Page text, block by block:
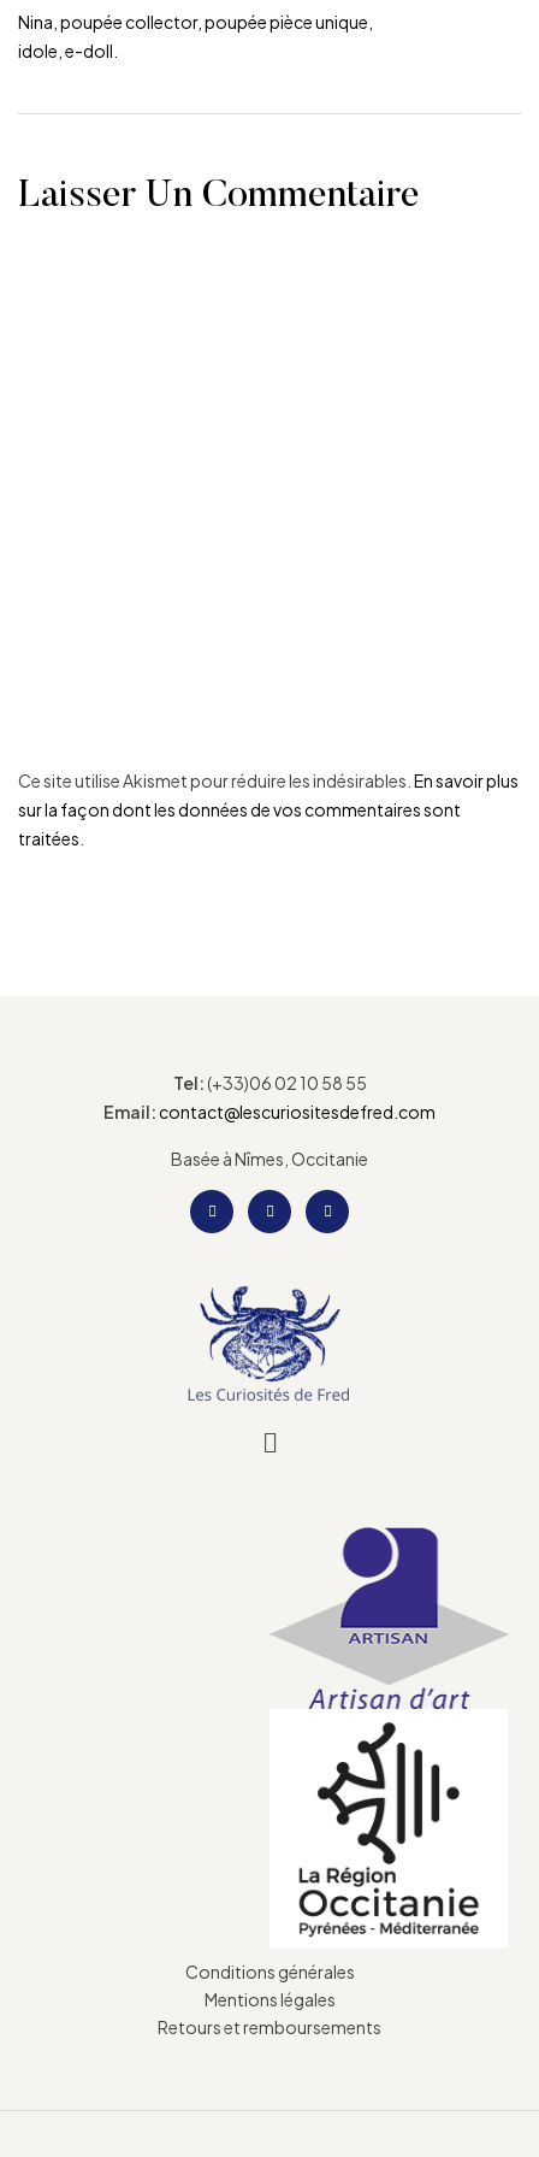
Nina, poupée collector, poupée pièce unique,
idole, e-doll.
Laisser Un Commentaire
Ce site utilise Akismet pour réduire les indésirables. En savoir plus
sur la façon dont les données de vos commentaires sont
traitées
Tel:(+33)06 02 10 58 55
Email:contact@lescuriositesdefred.com
Basée à Nîmes, Occitanie
Conditions générales
Mentions légales
Retours et remboursements